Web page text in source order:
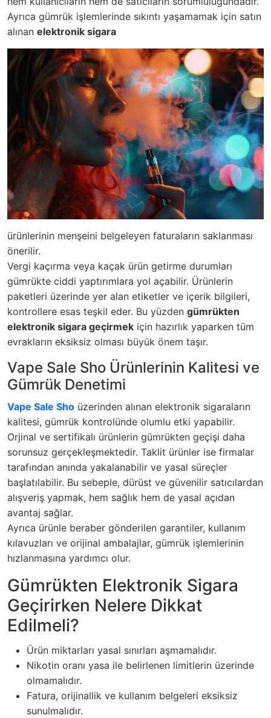
Ayrıca gümrük işlemlerinde sıkıntı yaşamamak için satın
alınan elektronik sigara
ürünlerinin menşeini belgeleyen faturaların saklanması
önerilir.
Vergi kaçırma veya kaçak ürün getirme durumları
gümrükte ciddi yaptırımlara yol açabilir. Ürünlerin
paketleri üzerinde yer alan etiketler ve içerik bilgileri,
kontrollere esas teşkil eder. Bu yüzden gümrükten
elektronik sigara geçirmek için hazırlık yaparken tüm
evrakların eksiksiz olması büyük önem taşır.
Vape Sale Sho Ürünlerinin Kalitesi ve
Gümrük Denetimi
Vape Sale Sho üzerinden alınan elektronik sigaraların
kalitesi, gümrük kontrolünde olumlu etki yapabilir.
Orjinal ve sertifikalı ürünlerin gümrükten geçişi daha
sorunsuz gerçekleşmektedir. Taklit ürünler ise firmalar
tarafından anında yakalanabilir ve yasal süreçler
başlatılabilir. Bu sebeple, dürüst ve güvenilir satıcılardan
alışveriş yapmak, hem sağlık hem de yasal açıdan
avantaj sağlar.
Ayrıca ürünle beraber gönderilen garantiler, kullanım
kılavuzları ve orijinal ambalajlar, gümrük işlemlerinin
hızlanmasına yardımcı olur.
Gümrükten Elektronik Sigara
Geçirirken Nelere Dikkat
Edilmeli?
Ürün miktarları yasal sınırları aşmamalıdır.
Nikotin oranı yasa ile belirlenen limitlerin üzerinde
olmamalıdır.
Fatura, orijinallik ve kullanım belgeleri eksiksiz
sunulmalıdır.